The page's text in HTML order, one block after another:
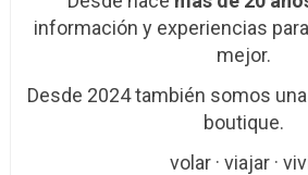
información y experiencias
mejor.
Desde 2024 también somos
boutique.
volar · viajar ·